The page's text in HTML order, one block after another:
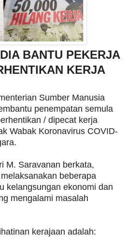
BANTU PEKERJA
KERJA
Sumber Manusia
penempatan semula
/ dipecat kerja
Wabak Koronavirus COVID-
M. Saravanan berkata,
beberapa
kelangsungan ekonomi dan
mengalami masalah
kerajaan adalah: